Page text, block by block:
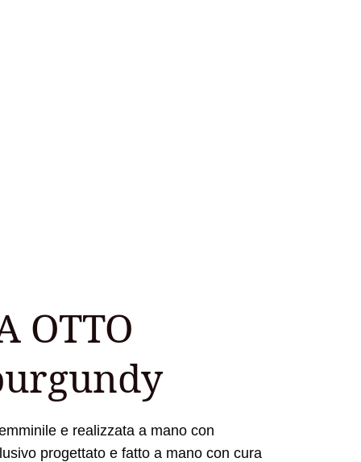
OTTO
e realizzata a mano con
progettato e fatto a mano con cura